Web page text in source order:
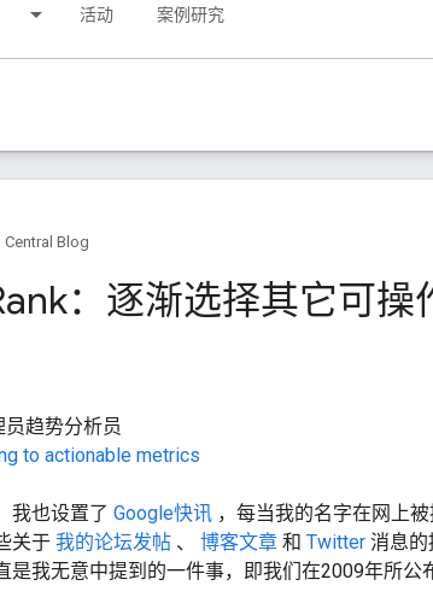
活动 案例研究
Blog
：逐渐选择其它可操
趋势分析员
to actionable metrics
我也设置了 Google快讯 ，每当我的名字在网上
关于 我的论坛发帖 、 博客文章 和 Twitter 消息的
是我无意中提到的一件事，即我们在2009年所公